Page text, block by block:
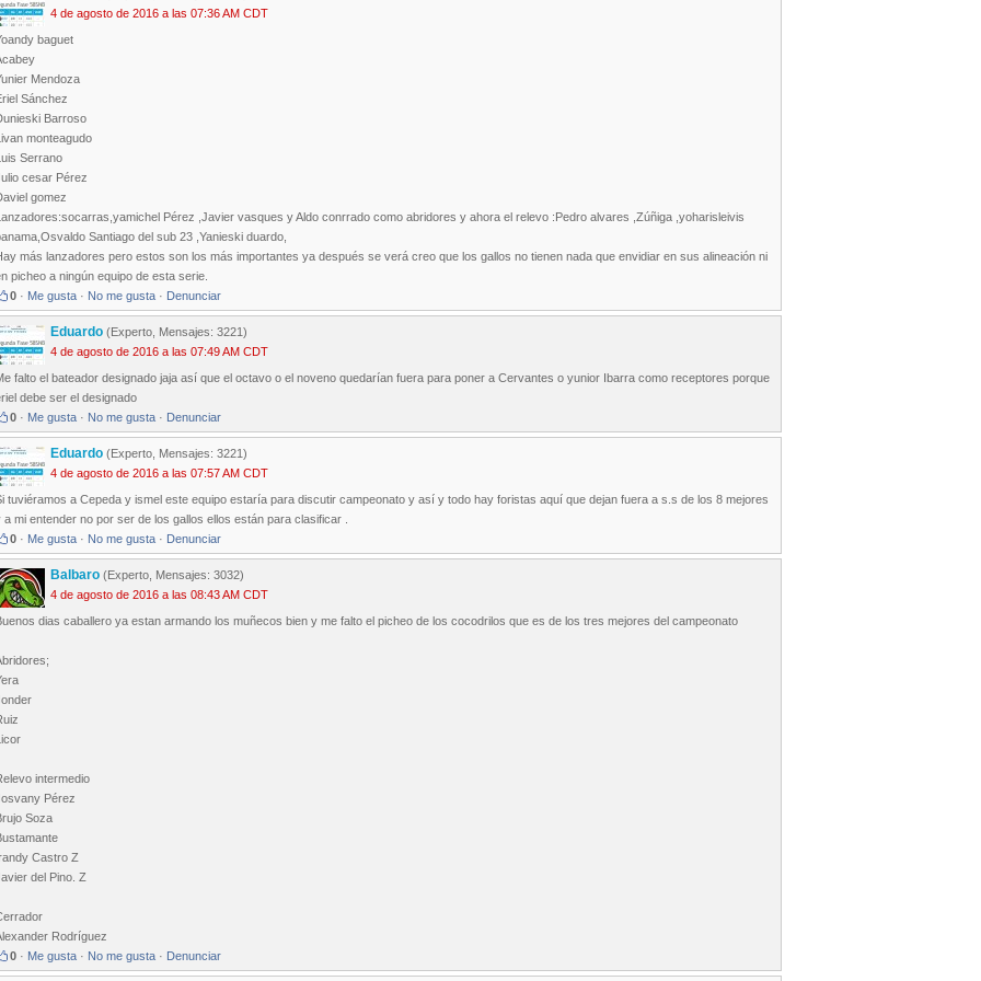
4 de agosto de 2016 a las 07:36 AM CDT
baguet
Mendoza
Sánchez
Barroso
monteagudo
Serrano
cesar Pérez
gomez
Pérez ,Javier vasques y Aldo conrrado como abridores y ahora el relevo :Pedro alvares ,Zúñiga ,yoharisleivis
Santiago del sub 23 ,Yanieski duardo,
más lanzadores pero estos son los más importantes ya después se verá creo que los gallos no tienen nada que envidiar en sus alineación ni
picheo a ningún equipo de esta serie.
0 · Me gusta · No me gusta · Denunciar
Eduardo (Experto, Mensajes: 3221)
4 de agosto de 2016 a las 07:49 AM CDT
falto el bateador designado jaja así que el octavo o el noveno quedarían fuera para poner a Cervantes o yunior Ibarra como receptores porque
debe ser el designado
0 · Me gusta · No me gusta · Denunciar
Eduardo (Experto, Mensajes: 3221)
4 de agosto de 2016 a las 07:57 AM CDT
tuviéramos a Cepeda y ismel este equipo estaría para discutir campeonato y así y todo hay foristas aquí que dejan fuera a s.s de los 8 mejores
a mi entender no por ser de los gallos ellos están para clasificar .
0 · Me gusta · No me gusta · Denunciar
Balbaro (Experto, Mensajes: 3032)
4 de agosto de 2016 a las 08:43 AM CDT
dias caballero ya estan armando los muñecos bien y me falto el picheo de los cocodrilos que es de los tres mejores del campeonato
intermedio
Pérez
Soza
Castro Z
del Pino. Z
Rodríguez
0 · Me gusta · No me gusta · Denunciar